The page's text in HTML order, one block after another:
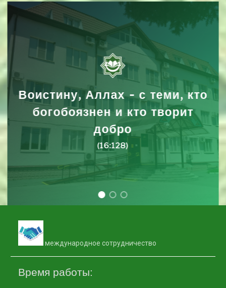
Воистину, Аллах - с теми, кто
богобоязнен и кто творит
добро
(16:128)
международное сотрудничество
Время работы: